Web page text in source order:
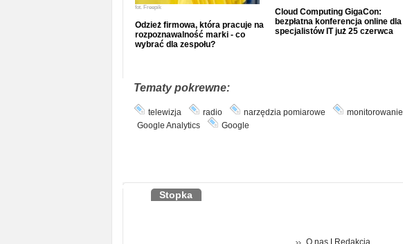
fot. Freepik
Odzież firmowa, która pracuje na
rozpoznawalność marki - co
wybrać dla zespołu?
Cloud Computing GigaCon:
bezpłatna konferencja online dla
specjalistów IT już 25 czerwca
Tematy pokrewne:
telewizja radio narzędzia pomiarowe monitorowanie
Google Analytics
Google
Stopka
O nas| Redakcja